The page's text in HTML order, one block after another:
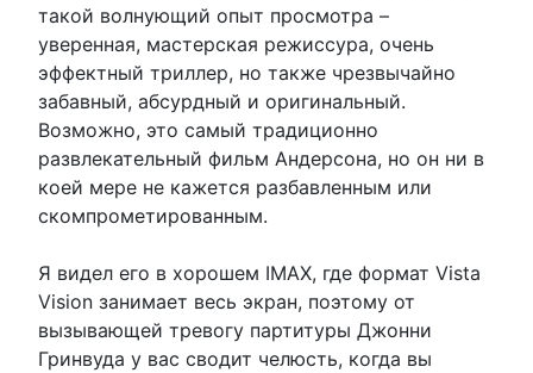
такой волнующий опыт просмотра –
уверенная, мастерская режиссура, очень
эффектный триллер, но также чрезвычайно
забавный, абсурдный и оригинальный.
Возможно, это самый традиционно
развлекательный фильм Андерсона, но он ни в
коей мере не кажется разбавленным или
скомпрометированным.
Я видел его в хорошем IMAX, где формат Vista
Vision занимает весь экран, поэтому от
вызывающей тревогу партитуры Джонни
Гринвуда у вас сводит челюсть, когда вы